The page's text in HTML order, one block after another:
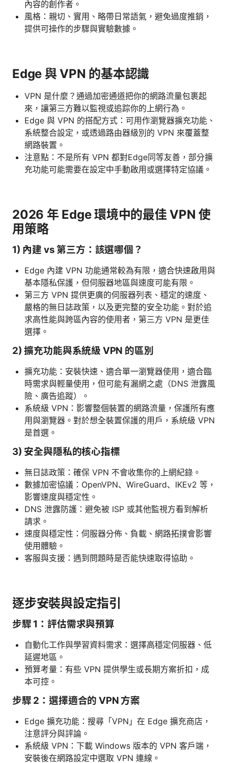
內容的創作者。
風格：親切、實用、略帶日常語氣，避免過度推銷，
提供可操作的步驟與實驗數據。
Edge 與 VPN 的基本認識
VPN 是什麼？通過加密通道把你的網路流量包裹起
來，讓第三方難以監視或追踪你的上網行為。
Edge 與 VPN 的搭配方式：可用作瀏覽器擴充功能、
系統整合設定，或透過路由器級別的 VPN 來覆蓋整
網路裝置。
注意點：不是所有 VPN 都對Edge同等友善，部分擴
充功能可能需要在設定中手動啟用或選擇特定協議。
2026 年 Edge 環境中的最佳 VPN 使
用策略
1) 內建 vs 第三方：該選哪個？
Edge 內建 VPN 功能通常較為有限，適合快速啟用與
基本隱私保護，但伺服器地區與速度可能有限。
第三方 VPN 提供更廣的伺服器列表、穩定的速度、
嚴格的無日誌政策，以及更完整的安全功能。對於追
求高性能與跨區內容的使用者，第三方 VPN 是更佳
選擇。
2) 擴充功能與系統級 VPN 的區別
擴充功能：安裝快速、適合單一瀏覽器使用，適合臨
時需求與輕量使用，但可能有漏網之處（DNS 泄露風
險、廣告追蹤）。
系統級 VPN：影響整個裝置的網路流量，保護所有應
用與瀏覽器。對於想全裝置保護的用戶，系統級 VPN
是首選。
3) 安全與隱私的核心指標
無日誌政策：確保 VPN 不會收集你的上網紀錄。
數據加密協議：OpenVPN、WireGuard、IKEv2 等，
影響速度與穩定性。
DNS 泄露防護：避免被 ISP 或其他監視方看到解析
請求。
速度與穩定性：伺服器分佈、負載、網路拓撲會影響
使用體驗。
客服與支援：遇到問題時是否能快速取得協助。
逐步安裝與設定指引
步驟 1：評估需求與預算
自動化工作與學習資料需求：選擇高穩定伺服器、低
延遲地區。
預算考量：有些 VPN 提供學生或長期方案折扣，成
本可控。
步驟 2：選擇適合的 VPN 方案
Edge 擴充功能：搜尋「VPN」在 Edge 擴充商店，
注意評分與評論。
系統級 VPN：下載 Windows 版本的 VPN 客戶端，
安裝後在網路設定中選取 VPN 連線。